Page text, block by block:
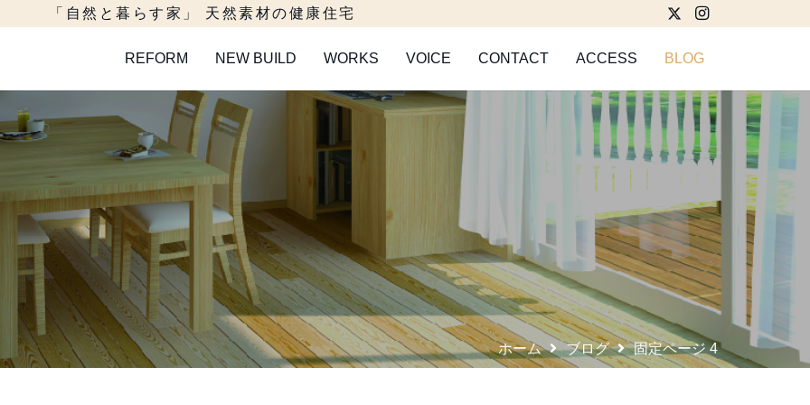
「自然と暮らす家」 天然素材の健康住宅
REFORM NEW BUILD WORKS VOICE CONTACT ACCESS BLOG
ホーム ブログ 固定ページ 4